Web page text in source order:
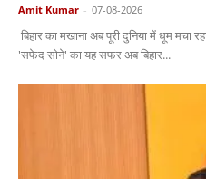
Amit Kumar - 07-08-2026
बिहार का मखाना अब पूरी दुनिया में धूम
'सफेद सोने' का यह सफर अब बिहार...